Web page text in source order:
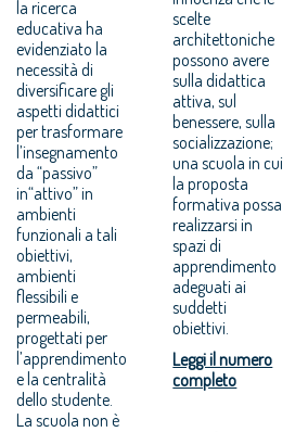
la ricerca
educativa ha
evidenziato la
necessità di
diversificare gli
aspetti didattici
per trasformare
l’insegnamento
da “passivo”
in“attivo” in
ambienti
funzionali a tali
obiettivi,
ambienti
flessibili e
permeabili,
progettati per
l’apprendimento
e la centralità
dello studente.
La scuola non è
scelte
architettoniche
possono avere
sulla didattica
attiva, sul
benessere, sulla
socializzazione;
una scuola in cui
la proposta
formativa possa
realizzarsi in
spazi di
apprendimento
adeguati ai
suddetti
obiettivi.
Leggi il numero
completo